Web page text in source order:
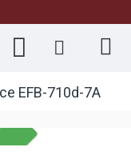
EFB-710d-7A